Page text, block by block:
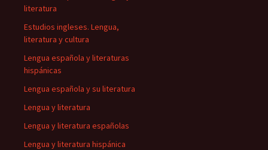
literatura
Estudios ingleses. Lengua,
literatura y cultura
Lengua española y literaturas
hispánicas
Lengua española y su literatura
Lengua y literatura
Lengua y literatura españolas
Lengua y literatura hispánica